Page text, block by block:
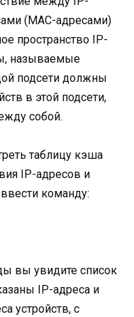
(MAC-адресами)
пространство IP-
называемые
подсети должны
в этой подсети,
собой.
таблицу кэша
IP-адресов и
команду:
вы увидите список
IP-адреса и
устройств, с